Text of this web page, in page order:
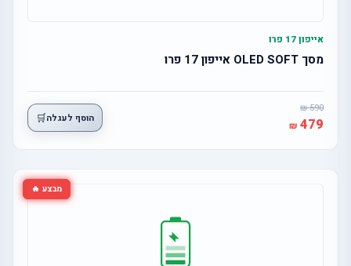
אייפון 17 פרו
מסך OLED SOFT אייפון 17 פרו
590
479 הוסף לעגלה🛒
מבצע 🔥